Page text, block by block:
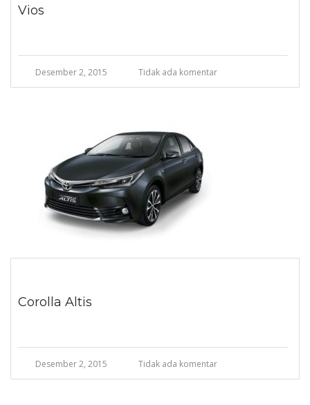
Vios
Desember 2, 2015 Tidak ada komentar
Corolla Altis
Desember 2, 2015 Tidak ada komentar